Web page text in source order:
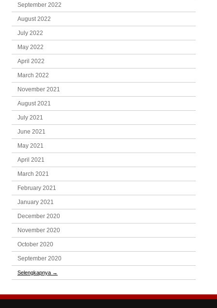
September 2022
August 2022
July 2022
May 2022
April 2022
March 2022
November 2021
August 2021
July 2021
June 2021
May 2021
April 2021
March 2021
February 2021
January 2021
December 2020
November 2020
October 2020
September 2020
Selengkapnya →